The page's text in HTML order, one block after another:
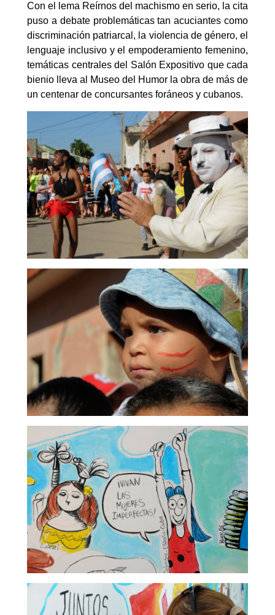
Con el lema Reírnos del machismo en serio, la cita
puso a debate problemáticas tan acuciantes como
discriminación patriarcal, la violencia de género, el
lenguaje inclusivo y el empoderamiento femenino,
temáticas centrales del Salón Expositivo que cada
bienio lleva al Museo del Humor la obra de más de
un centenar de concursantes foráneos y cubanos.